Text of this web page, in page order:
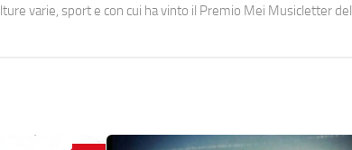
varie, sport e con cui ha vinto il Premio Mei Musicletter del